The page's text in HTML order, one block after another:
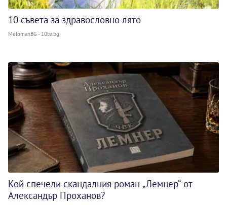
10 съвета за здравословно лято
MelomanBG - 10te.bg
Кой спечели скандалния роман „Лемнер“ от
Александър Проханов?